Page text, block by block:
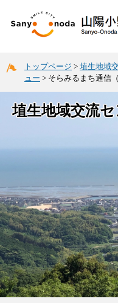
トップページ > 埴生地域
ュー > そらみるまち通信
埴生地域交流